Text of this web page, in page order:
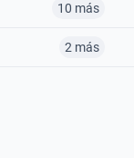
10 más
2 más